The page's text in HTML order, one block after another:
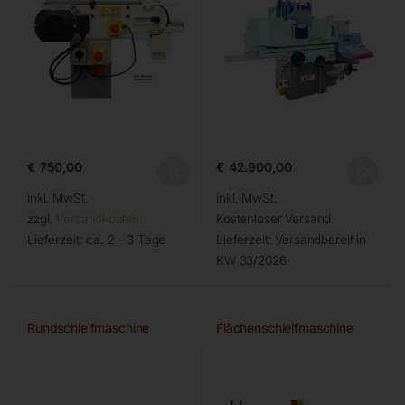
€ 750,00
inkl. MwSt.
zzgl. Versandkosten
Lieferzeit: ca. 2 - 3 Tage
€ 42.900,00
inkl. MwSt.
Kostenloser Versand
Lieferzeit: Versandbereit in
KW 33/2026
Rundschleifmaschine Flächenschleifmaschine